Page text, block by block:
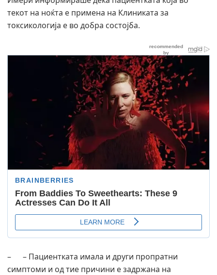
текот на ноќта е примена на Клиниката за
токсикологија е во добра состојба.
– – Пациентката имала и други пропратни
симптоми и од тие причини е задржана на